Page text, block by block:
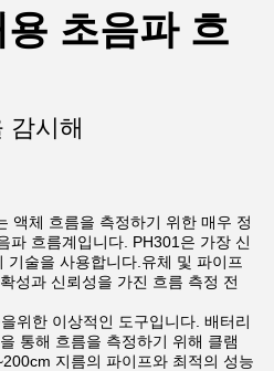
초음파 흐
감시해
액체 흐름을 측정하기 위한 매우 정
파 흐름계입니다. PH301은 가장 신
기술을 사용합니다.유체 및 파이프
성과 신뢰성을 가진 흐름 측정 전
위한 이상적인 도구입니다. 배터리
통해 흐름을 측정하기 위해 클램
지름의 파이프와 최적의 성능